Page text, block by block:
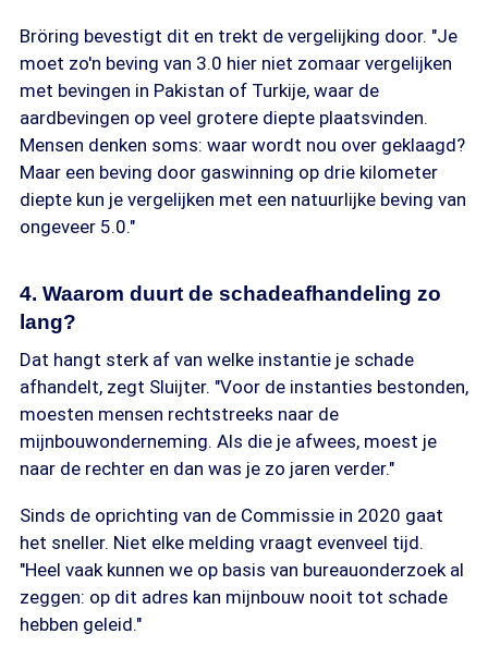
Bröring bevestigt dit en trekt de vergelijking door. "Je
moet zo'n beving van 3.0 hier niet zomaar vergelijken
met bevingen in Pakistan of Turkije, waar de
aardbevingen op veel grotere diepte plaatsvinden.
Mensen denken soms: waar wordt nou over geklaagd?
Maar een beving door gaswinning op drie kilometer
diepte kun je vergelijken met een natuurlijke beving van
ongeveer 5.0."
4. Waarom duurt de schadeafhandeling zo
lang?
Dat hangt sterk af van welke instantie je schade
afhandelt, zegt Sluijter. "Voor de instanties bestonden,
moesten mensen rechtstreeks naar de
mijnbouwonderneming. Als die je afwees, moest je
naar de rechter en dan was je zo jaren verder."
Sinds de oprichting van de Commissie in 2020 gaat
het sneller. Niet elke melding vraagt evenveel tijd.
"Heel vaak kunnen we op basis van bureauonderzoek al
zeggen: op dit adres kan mijnbouw nooit tot schade
hebben geleid."